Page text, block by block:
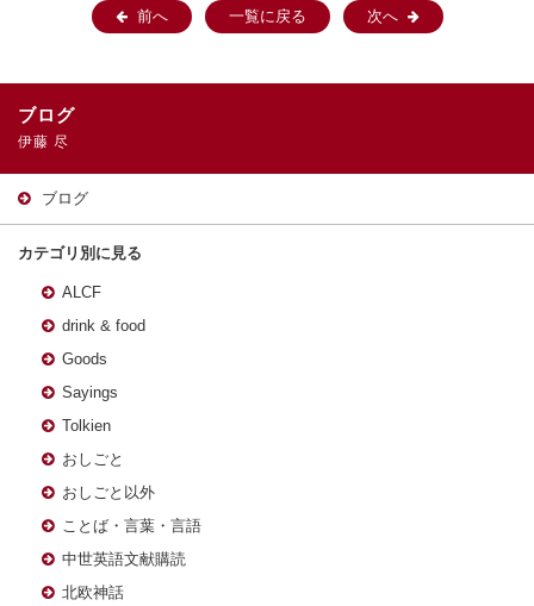
前へ 一覧に戻る 次へ
ブログ
伊藤 尽
ブログ
カテゴリ別に見る
ALCF
drink & food
Goods
Sayings
Tolkien
おしごと
おしごと以外
ことば・言葉・言語
中世英語文献購読
北欧神話